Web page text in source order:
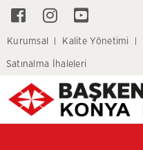
Kurumsal Kalite Yönetimi
Satınalma İhaleleri